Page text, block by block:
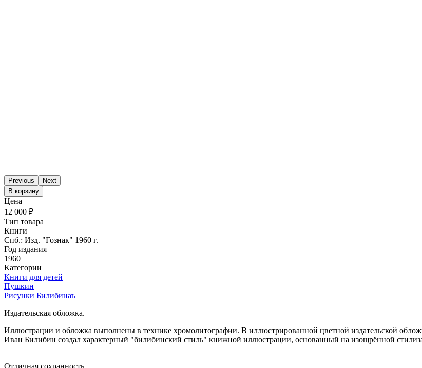
Previous
Next
В корзину
Цена
12 000 ₽
Тип товара
Книги
Спб.: Изд. "Гознак" 1960 г.
Год издания
1960
Категории
Книги для детей
Пушкин
Рисунки Билибинаъ
Издательская обложка.
Иллюстрации и обложка выполнены в технике хромолитографии. В иллюстрированной цветной издательской
Иван Билибин создал характерный "билибинский стиль" книжной иллюстрации, основанный на изощрённой